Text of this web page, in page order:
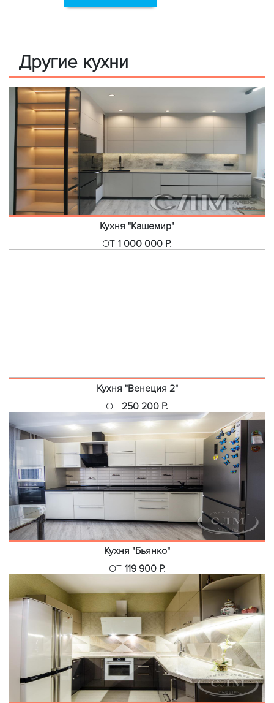
Другие кухни
Кухня "Кашемир"
ОТ 1 000 000 Р.
Кухня "Венеция 2"
ОТ 250 200 Р.
Кухня "Бьянко"
ОТ 119 900 Р.